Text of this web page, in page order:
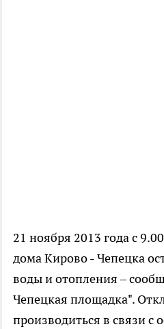
21 ноября 2013 года с
дома Кирово - Чепецка
воды и отопления –
Чепецкая площадка".
производиться в связи с